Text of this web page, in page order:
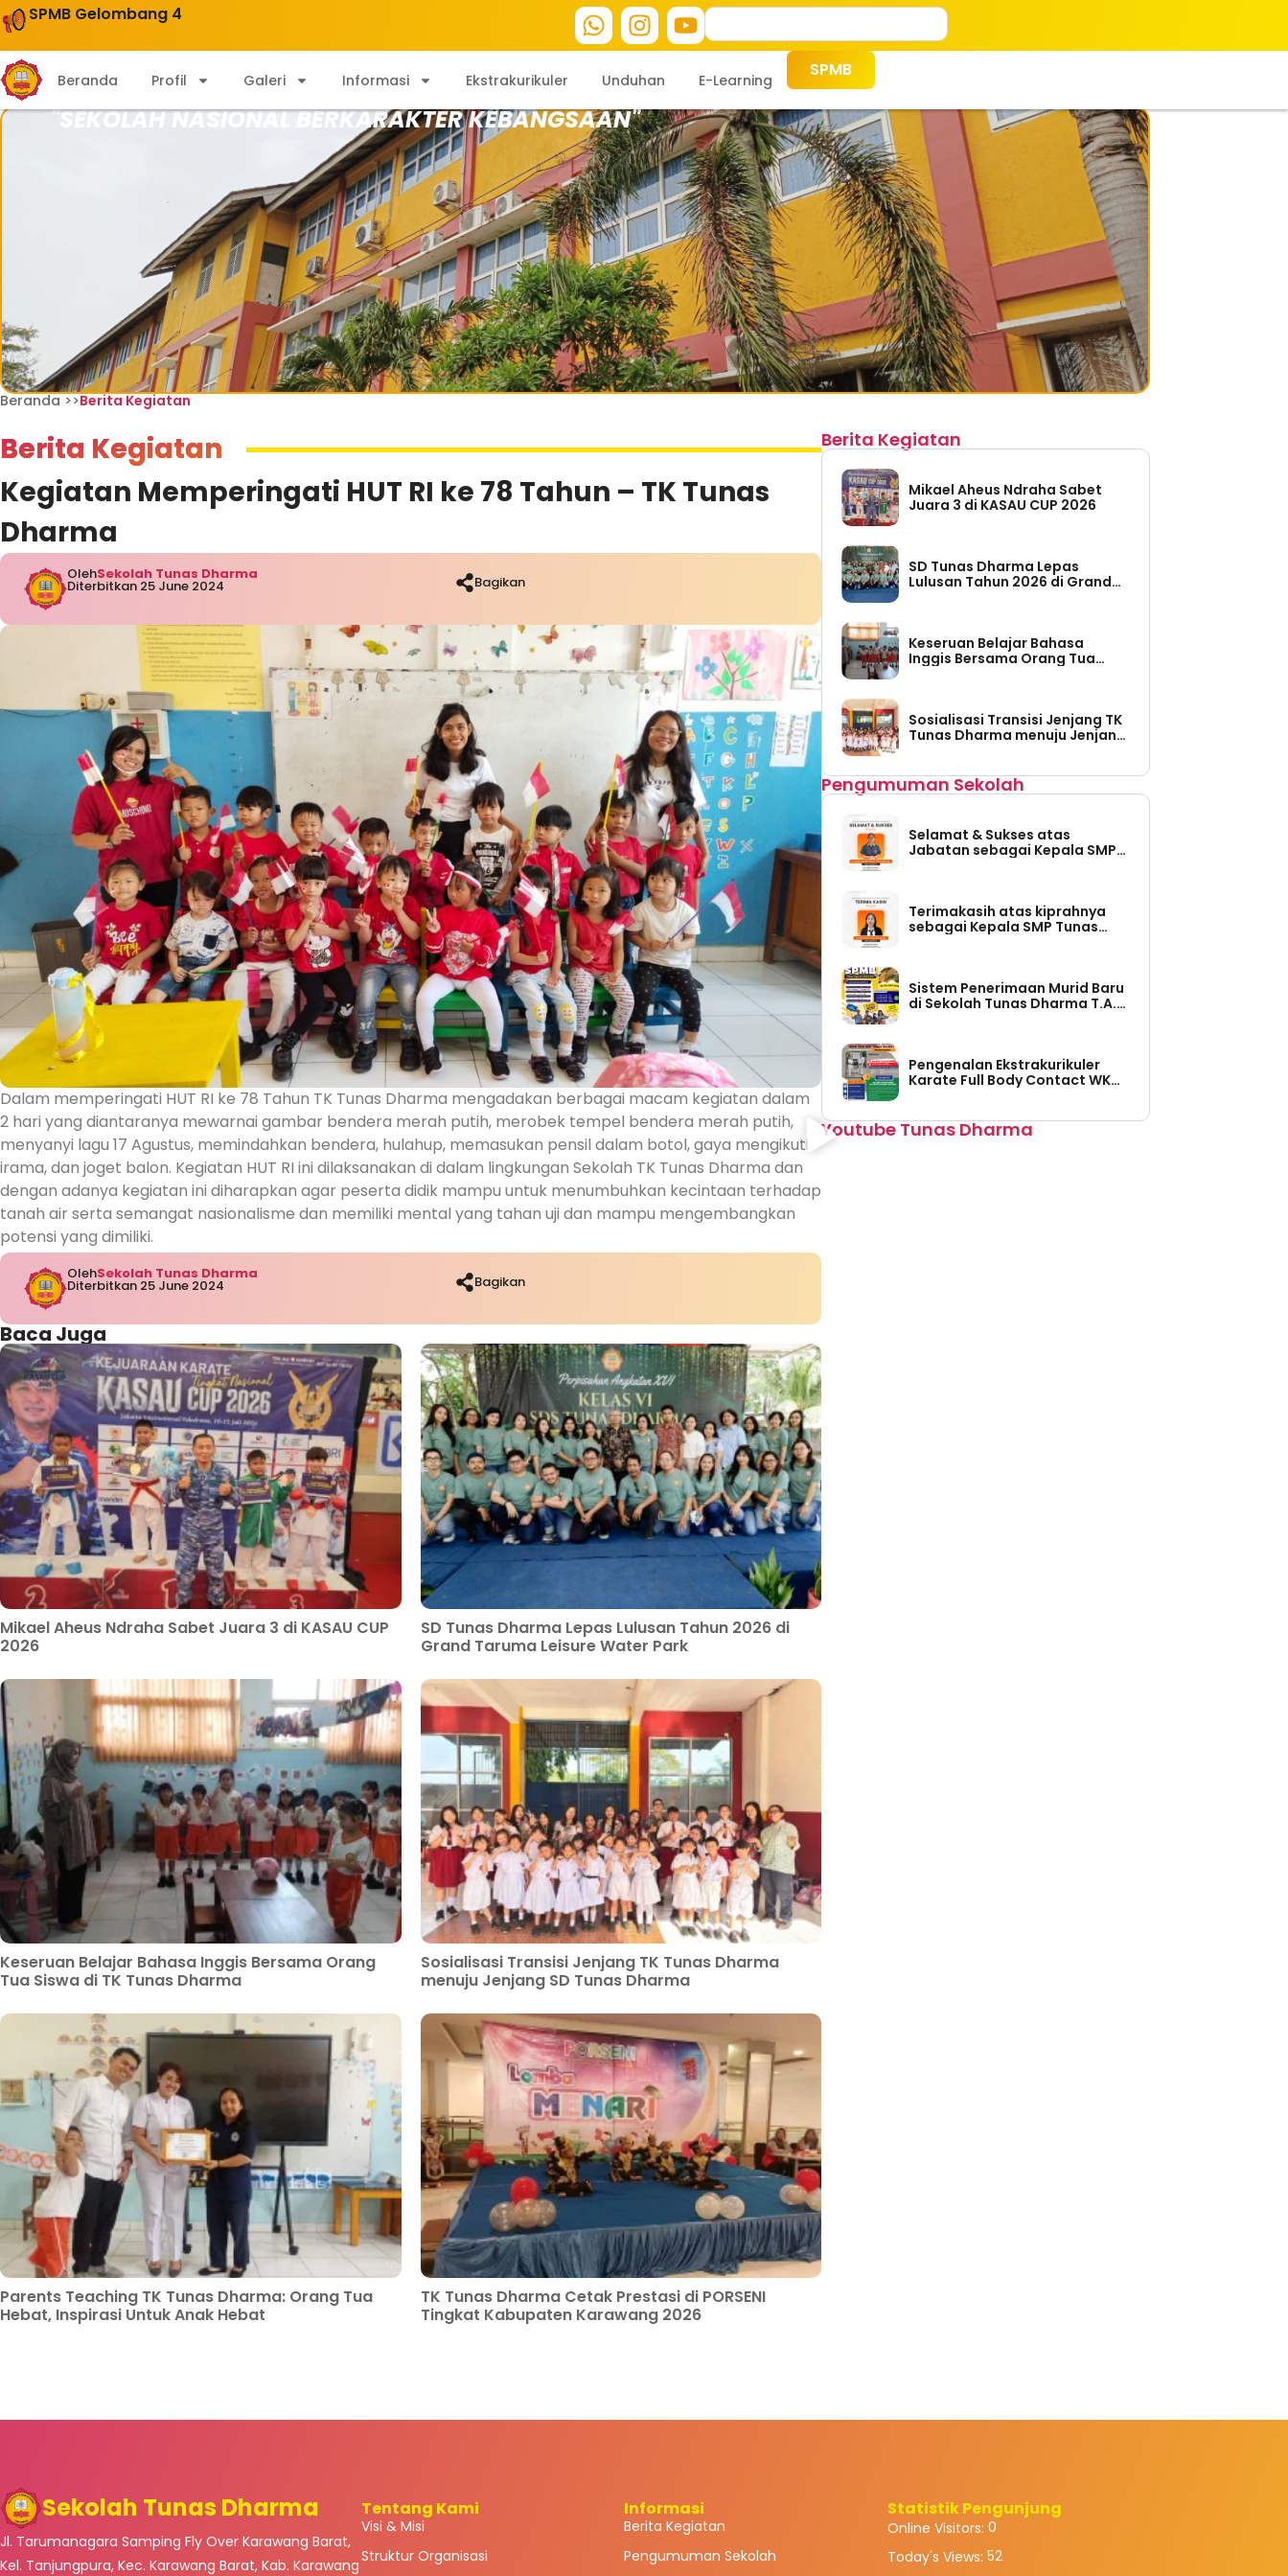
SPMB Gelombang 4
Beranda Profil Galeri Informasi Ekstrakurikuler Unduhan E-Learning SPMB
"SEKOLAH NASIONAL BERKARAKTER KEBANGSAAN"
Beranda >>Berita Kegiatan
Berita Kegiatan
Kegiatan Memperingati HUT RI ke 78 Tahun – TK Tunas
Dharma
OlehSekolah Tunas Dharma
Diterbitkan 25 June 2024 Bagikan
Dalam memperingati HUT RI ke 78 Tahun TK Tunas Dharma mengadakan berbagai macam kegiatan dalam
2 hari yang diantaranya mewarnai gambar bendera merah putih, merobek tempel bendera merah putih,
menyanyi lagu 17 Agustus, memindahkan bendera, hulahup, memasukan pensil dalam botol, gaya mengikuti
irama, dan joget balon. Kegiatan HUT RI ini dilaksanakan di dalam lingkungan Sekolah TK Tunas Dharma dan
dengan adanya kegiatan ini diharapkan agar peserta didik mampu untuk menumbuhkan kecintaan terhadap
tanah air serta semangat nasionalisme dan memiliki mental yang tahan uji dan mampu mengembangkan
potensi yang dimiliki.
OlehSekolah Tunas Dharma
Diterbitkan 25 June 2024 Bagikan
Baca Juga
Mikael Aheus Ndraha Sabet Juara 3 di KASAU CUP
2026
SD Tunas Dharma Lepas Lulusan Tahun 2026 di
Grand Taruma Leisure Water Park
Keseruan Belajar Bahasa Inggis Bersama Orang
Tua Siswa di TK Tunas Dharma
Sosialisasi Transisi Jenjang TK Tunas Dharma
menuju Jenjang SD Tunas Dharma
Parents Teaching TK Tunas Dharma: Orang Tua
Hebat, Inspirasi Untuk Anak Hebat
TK Tunas Dharma Cetak Prestasi di PORSENI
Tingkat Kabupaten Karawang 2026
Berita Kegiatan
Mikael Aheus Ndraha Sabet
Juara 3 di KASAU CUP 2026
SD Tunas Dharma Lepas
Lulusan Tahun 2026 di Grand
Keseruan Belajar Bahasa
Inggis Bersama Orang Tua
Sosialisasi Transisi Jenjang TK
Tunas Dharma menuju Jenjang
Pengumuman Sekolah
Selamat & Sukses atas
Jabatan sebagai Kepala SMP
Terimakasih atas kiprahnya
sebagai Kepala SMP Tunas
Sistem Penerimaan Murid Baru
di Sekolah Tunas Dharma T.A.
Pengenalan Ekstrakurikuler
Karate Full Body Contact WKO
Youtube Tunas Dharma
Sekolah Tunas Dharma
Jl. Tarumanagara Samping Fly Over Karawang Barat,
Kel. Tanjungpura, Kec. Karawang Barat, Kab. Karawang
Tentang Kami
Visi & Misi
Struktur Organisasi
Informasi
Berita Kegiatan
Pengumuman Sekolah
Statistik Pengunjung
Online Visitors: 0
Today's Views: 52